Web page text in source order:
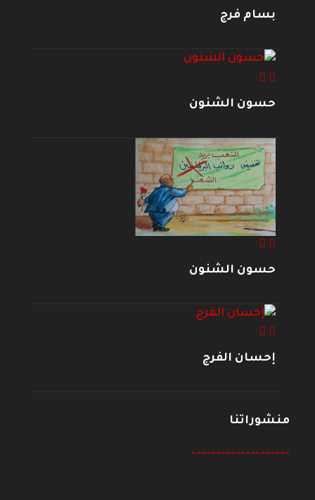
بسام فرج
حسون الشنون
حسون الشنون
إحسان الفرج
منشوراتنا
--------------------